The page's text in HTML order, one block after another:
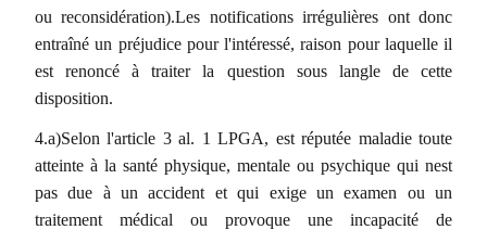
ou reconsidération).Les notifications irrégulières ont donc
entraîné un préjudice pour l'intéressé, raison pour laquelle il
est renoncé à traiter la question sous langle de cette
disposition.
4.a)Selon l'article 3 al. 1 LPGA, est réputée maladie toute
atteinte à la santé physique, mentale ou psychique qui nest
pas due à un accident et qui exige un examen ou un
traitement médical ou provoque une incapacité de